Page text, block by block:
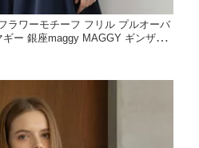
ラワーモチーフ フリル プルオーバ
ー 銀座maggy MAGGY ギンザマ
レンド レディース ファッション 2
ト ラッピング無料